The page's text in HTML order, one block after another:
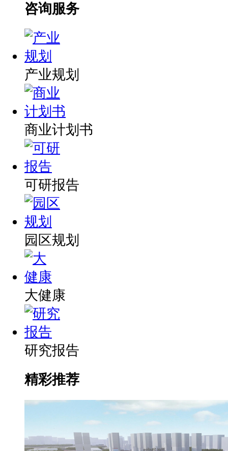
咨询服务
产业规划
商业计划书
可研报告
园区规划
大健康
研究报告
精彩推荐